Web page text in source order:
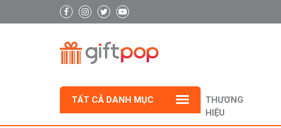
TẤT CẢ DANH MỤC
THƯƠNG
HIỆU